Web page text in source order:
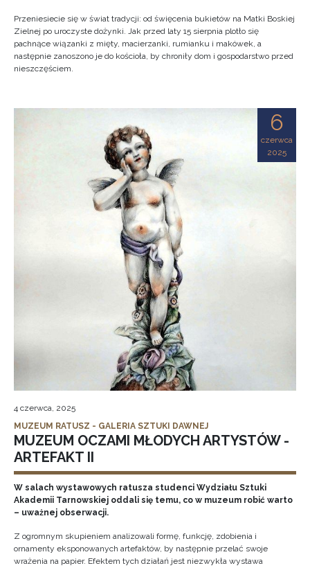
Przeniesiecie się w świat tradycji: od święcenia bukietów na Matki Boskiej
Zielnej po uroczyste dożynki. Jak przed laty 15 sierpnia plotło się
pachnące wiązanki z mięty, macierzanki, rumianku i makówek, a
następnie zanoszono je do kościoła, by chroniły dom i gospodarstwo przed
nieszczęściem.
6
czerwca
2025
4 czerwca, 2025
MUZEUM RATUSZ - GALERIA SZTUKI DAWNEJ
MUZEUM OCZAMI MŁODYCH ARTYSTÓW -
ARTEFAKT II
W salach wystawowych ratusza studenci Wydziału Sztuki
Akademii Tarnowskiej oddali się temu, co w muzeum robić warto
– uważnej obserwacji.
Z ogromnym skupieniem analizowali formę, funkcję, zdobienia i
ornamenty eksponowanych artefaktów, by następnie przelać swoje
wrażenia na papier. Efektem tych działań jest niezwykła wystawa